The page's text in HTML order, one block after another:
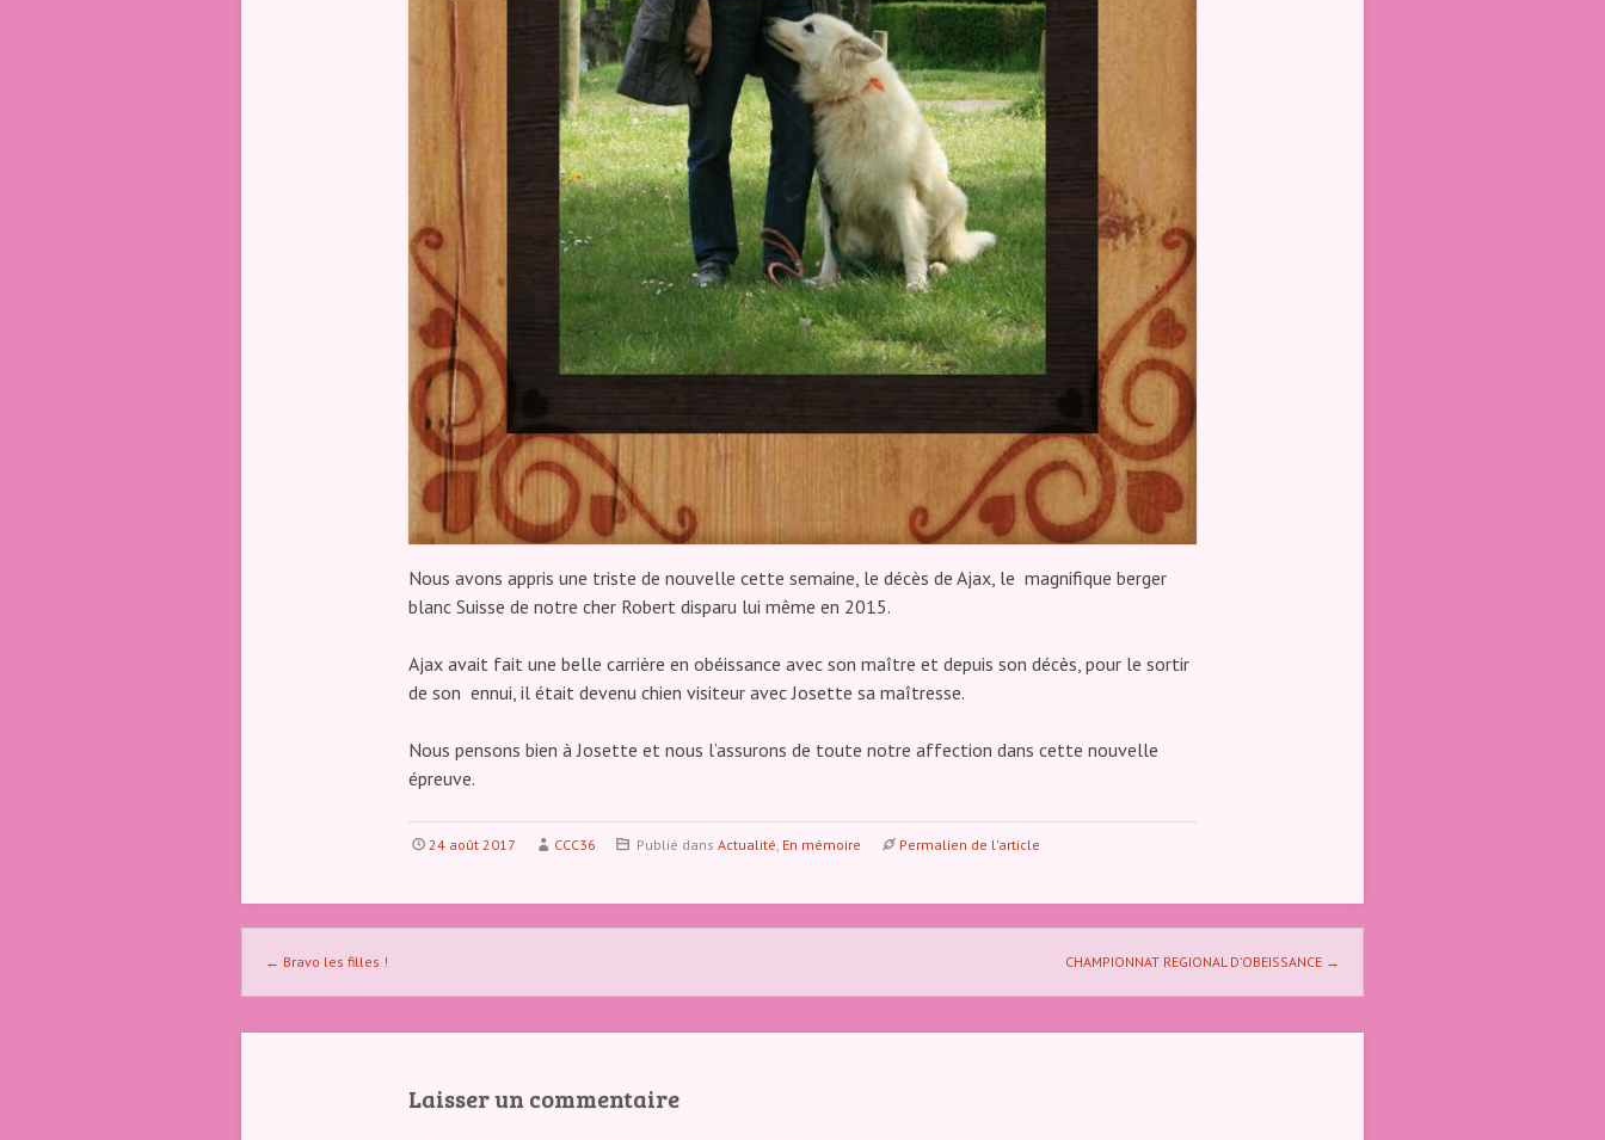
Nous avons appris une triste de nouvelle cette semaine, le décès de Ajax, le magnifique berger
blanc Suisse de notre cher Robert disparu lui même en 2015.
Ajax avait fait une belle carrière en obéissance avec son maître et depuis son décès, pour le sortir
de son ennui, il était devenu chien visiteur avec Josette sa maîtresse.
Nous pensons bien à Josette et nous l’assurons de toute notre affection dans cette nouvelle
épreuve.
24 août 2017 CCC36 Publié dansActualité, En mémoire Permalien de l'article
Naviguer dans les articles
← Bravo les filles ! CHAMPIONNAT REGIONAL D’OBEISSANCE →
Laisser un commentaire